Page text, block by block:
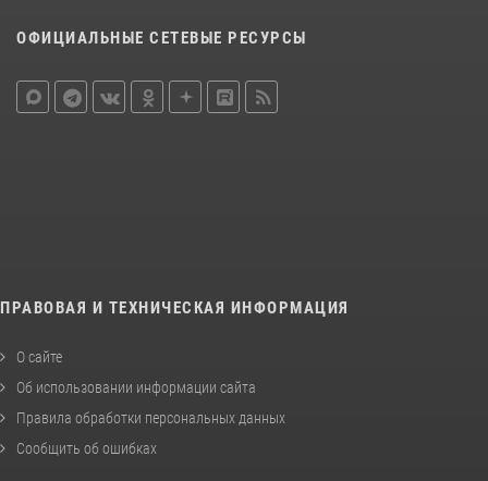
ОФИЦИАЛЬНЫЕ СЕТЕВЫЕ РЕСУРСЫ
ПРАВОВАЯ И ТЕХНИЧЕСКАЯ ИНФОРМАЦИЯ
О сайте
Об использовании информации сайта
Правила обработки персональных данных
Сообщить об ошибках